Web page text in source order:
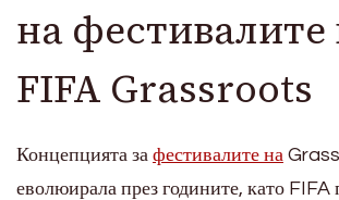
на фестивалите
FIFA Grassroots
Концепцията за фестивалите на
еволюирала през годините, като FIFA